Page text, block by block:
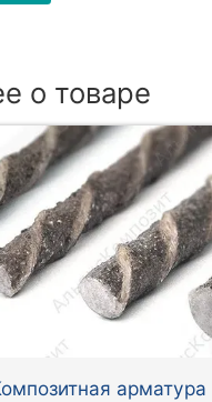
о товаре
арматура